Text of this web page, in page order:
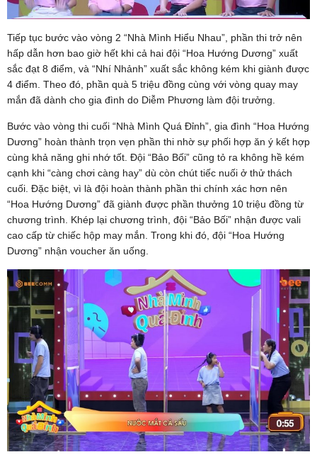
Tiếp tục bước vào vòng 2 “Nhà Mình Hiểu Nhau”, phần thi trở nên
hấp dẫn hơn bao giờ hết khi cả hai đội “Hoa Hướng Dương” xuất
sắc đạt 8 điểm, và “Nhí Nhảnh” xuất sắc không kém khi giành được
4 điểm. Theo đó, phần quà 5 triệu đồng cùng với vòng quay may
mắn đã dành cho gia đình do Diễm Phương làm đội trưởng.
Bước vào vòng thi cuối “Nhà Mình Quá Đỉnh”, gia đình “Hoa Hướng
Dương” hoàn thành trọn vẹn phần thi nhờ sự phối hợp ăn ý kết hợp
cùng khả năng ghi nhớ tốt. Đội “Bảo Bối” cũng tỏ ra không hề kém
cạnh khi “càng chơi càng hay” dù còn chút tiếc nuối ở thử thách
cuối. Đặc biệt, vì là đội hoàn thành phần thi chính xác hơn nên
“Hoa Hướng Dương” đã giành được phần thưởng 10 triệu đồng từ
chương trình. Khép lại chương trình, đội “Bảo Bối” nhận được vali
cao cấp từ chiếc hộp may mắn. Trong khi đó, đội “Hoa Hướng
Dương” nhận voucher ăn uống.